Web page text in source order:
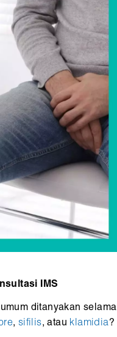
IMS
ditanyakan
, sifilis, atau klamidia?